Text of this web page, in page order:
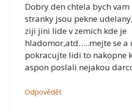
Dobry den chtela bych vam
stranky jsou pekne
ziji jini lide v zemich kde je
hladomor,atd…..mejte se a
pokracujte lidi to nakopne
aspon poslali nejakou
Odpovědět